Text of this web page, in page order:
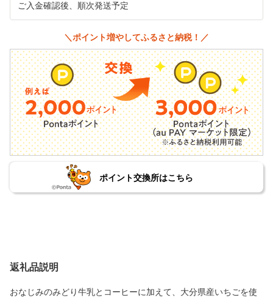
ご入金確認後、順次発送予定
＼ポイント増やしてふるさと納税！／
ポイント交換所はこちら
返礼品説明
おなじみのみどり牛乳とコーヒーに加えて、大分県産いちごを使